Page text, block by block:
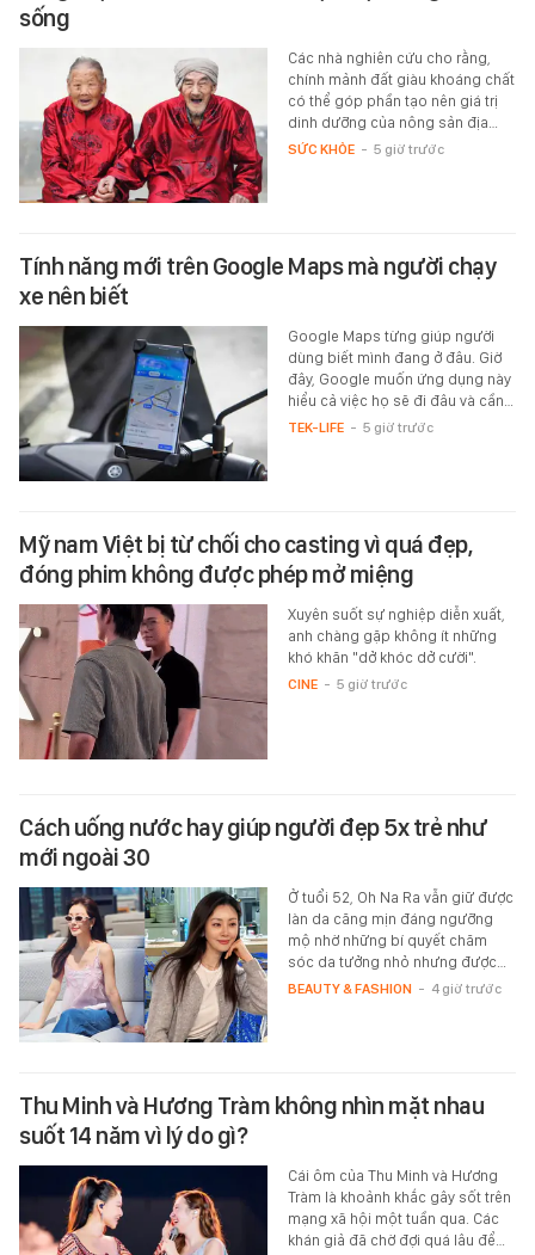
sống
Các nhà nghiên cứu cho rằng,
chính mảnh đất giàu khoáng chất
có thể góp phần tạo nên giá trị
dinh dưỡng của nông sản địa…
SỨC KHỎE - 5 giờ trước
Tính năng mới trên Google Maps mà người chạy
xe nên biết
Google Maps từng giúp người
dùng biết mình đang ở đâu. Giờ
đây, Google muốn ứng dụng này
hiểu cả việc họ sẽ đi đâu và cần…
TEK-LIFE - 5 giờ trước
Mỹ nam Việt bị từ chối cho casting vì quá đẹp,
đóng phim không được phép mở miệng
Xuyên suốt sự nghiệp diễn xuất,
anh chàng gặp không ít những
khó khăn "dở khóc dở cười".
CINE - 5 giờ trước
Cách uống nước hay giúp người đẹp 5x trẻ như
mới ngoài 30
Ở tuổi 52, Oh Na Ra vẫn giữ được
làn da căng mịn đáng ngưỡng
mộ nhờ những bí quyết chăm
sóc da tưởng nhỏ nhưng được…
BEAUTY & FASHION - 4 giờ trước
Thu Minh và Hương Tràm không nhìn mặt nhau
suốt 14 năm vì lý do gì?
Cái ôm của Thu Minh và Hương
Tràm là khoảnh khắc gây sốt trên
mạng xã hội một tuần qua. Các
khán giả đã chờ đợi quá lâu để…